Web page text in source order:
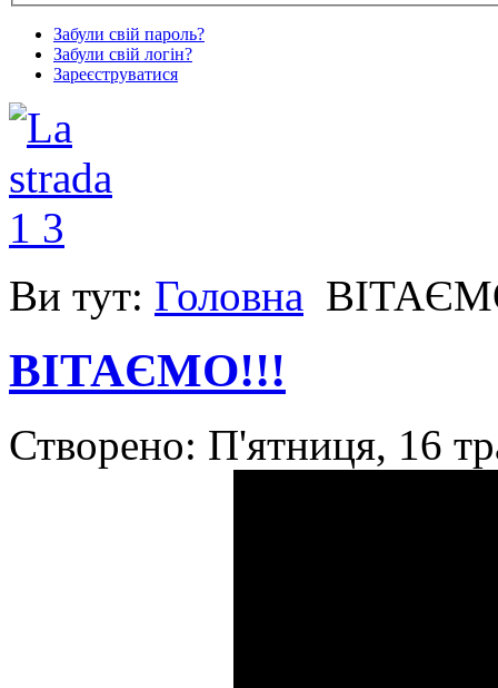
Забули свій пароль?
Забули свій логін?
Зареєструватися
Ви тут: Головна
ВІТАЄМО!!!
Створено: П'ятниця, 16